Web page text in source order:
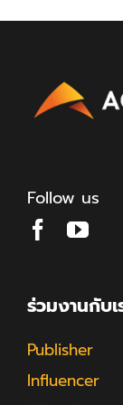
Follow us
ร่วมงานกับเ
Publisher
Influencer